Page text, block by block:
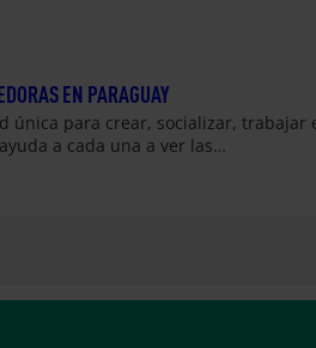
EN PARAGUAY
única para crear, socializar, trabajar
a cada una a ver las…